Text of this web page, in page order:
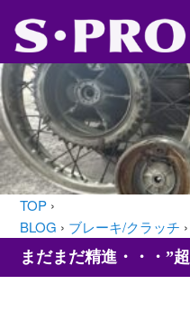
TOP ›
BLOG › ブレーキ/クラッチ ›
まだまだ精進・・・”